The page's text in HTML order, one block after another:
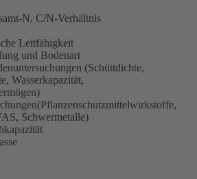
N, C/N-Verhältnis
Leitfähigkeit
und Bodenart
(Schüttdichte,
Wasserkapazität,
Schwermetalle)